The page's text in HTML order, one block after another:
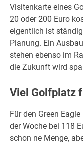
Visitenkarte eines
20 oder 200 Euro
eigentlich ist
Planung. Ein
stehen ebenso im
die Zukunft wird
Viel Golfplatz
Für den Green
der Woche bei 118
schon ne Menge,